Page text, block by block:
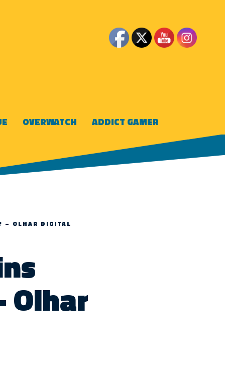
OVERWATCH ADDICT GAMER
– OLHAR DIGITAL
Olhar